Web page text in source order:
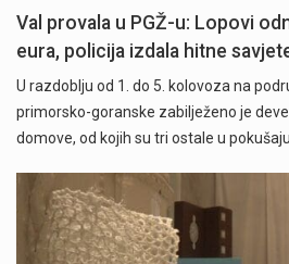
Val provala u PGŽ-u: Lopovi
eura, policija izdala hitne
U razdoblju od 1. do 5. kolovoza na
primorsko-goranske zabilježeno je
domove, od kojih su tri ostale u